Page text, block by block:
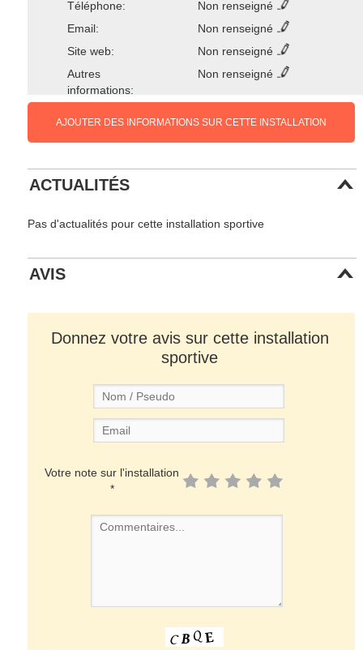
Téléphone:
Non renseigné
Email:
Non renseigné
Site web:
Non renseigné
Autres
informations:
Non renseigné
AJOUTER DES INFORMATIONS SUR CETTE INSTALLATION
ACTUALITÉS
Pas d'actualités pour cette installation sportive
AVIS
Donnez votre avis sur cette installation
sportive
Votre note sur l'installation
*